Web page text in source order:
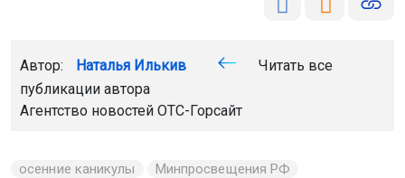
Автор: Наталья Илькив
Читать все
публикации автора
Агентство новостей ОТС-Горсайт
осенние каникулы
Минпросвещения РФ